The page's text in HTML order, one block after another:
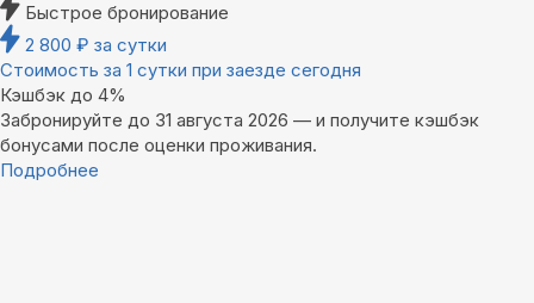
Быстрое бронирование
2 800 ₽ за сутки
Стоимость за 1 сутки при заезде сегодня
Кэшбэк до 4%
Забронируйте до 31 августа 2026 — и получите кэшбэк
бонусами после оценки проживания.
Подробнее